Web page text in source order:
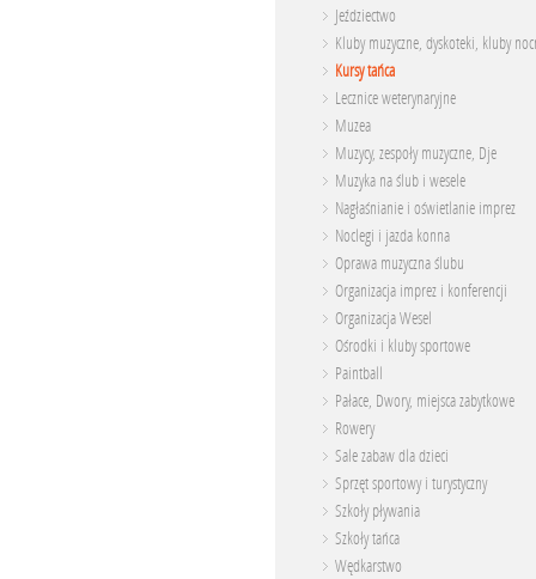
Jeździectwo
Kluby muzyczne, dyskoteki, kluby
Kursy tańca
Lecznice weterynaryjne
Muzea
Muzycy, zespoły muzyczne, Dje
Muzyka na ślub i wesele
Nagłaśnianie i oświetlanie imprez
Noclegi i jazda konna
Oprawa muzyczna ślubu
Organizacja imprez i konferencji
Organizacja Wesel
Ośrodki i kluby sportowe
Paintball
Pałace, Dwory, miejsca zabytkowe
Rowery
Sale zabaw dla dzieci
Sprzęt sportowy i turystyczny
Szkoły pływania
Szkoły tańca
Wędkarstwo